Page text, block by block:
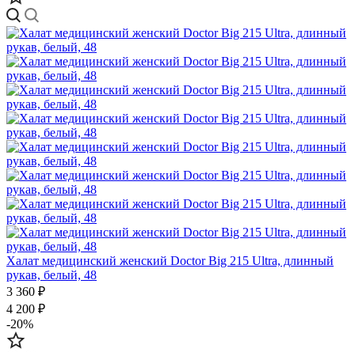
Халат медицинский женский Doctor Big 215 Ultra, длинный
рукав, белый, 48
3 360 ₽
4 200 ₽
-20%